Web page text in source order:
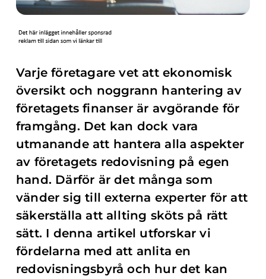
Varje företagare vet att ekonomisk
översikt och noggrann hantering av
företagets finanser är avgörande för
framgång. Det kan dock vara
utmanande att hantera alla aspekter
av företagets redovisning på egen
hand. Därför är det många som
vänder sig till externa experter för att
säkerställa att allting sköts på rätt
sätt. I denna artikel utforskar vi
fördelarna med att anlita en
redovisningsbyrå och hur det kan